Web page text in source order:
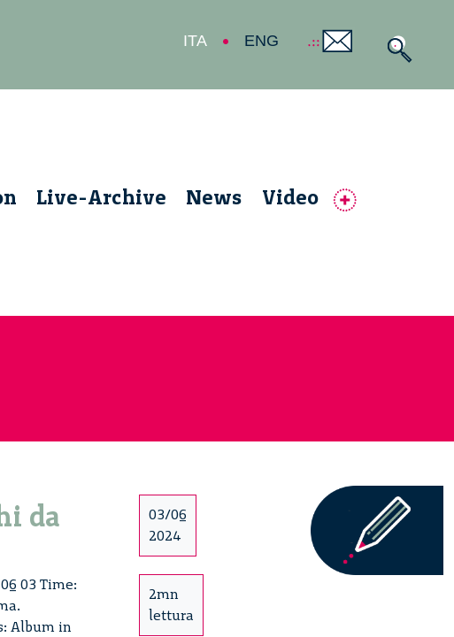
ITA ENG
Live-Archive News Video
da
03 Time:
Album in
03/06
2024
2mn
lettura